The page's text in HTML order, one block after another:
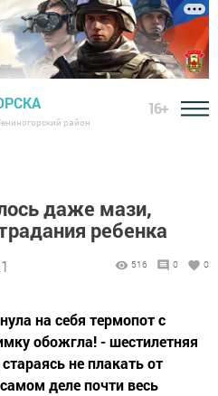
район
16+
даже мази,
ребенка
516 0 0
на себя термопот с
обожгла! - шестилетняя
не плакать от
деле почти весь